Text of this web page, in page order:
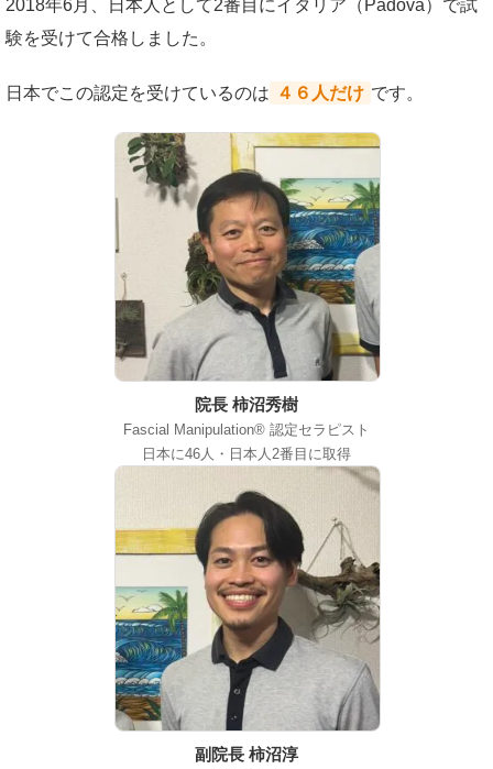
2018年6月、日本人として2番目にイタリア（Padova）で試
験を受けて合格しました。
日本でこの認定を受けているのは ４６人だけ です。
院長 柿沼秀樹
Fascial Manipulation® 認定セラピスト
日本に46人・日本人2番目に取得
副院長 柿沼淳